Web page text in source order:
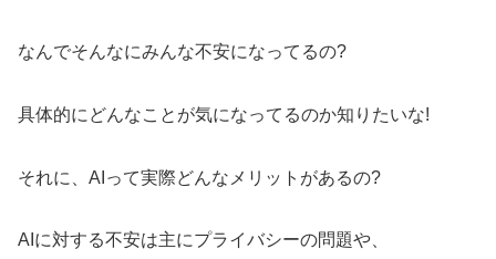
なんでそんなにみんな不安になってるの?
具体的にどんなことが気になってるのか知りたいな!
それに、AIって実際どんなメリットがあるの?
AIに対する不安は主にプライバシーの問題や、